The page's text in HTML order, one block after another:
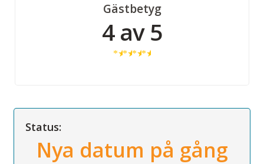
Gästbetyg
4 av 5
★★★★
Status:
Nya datum på gång